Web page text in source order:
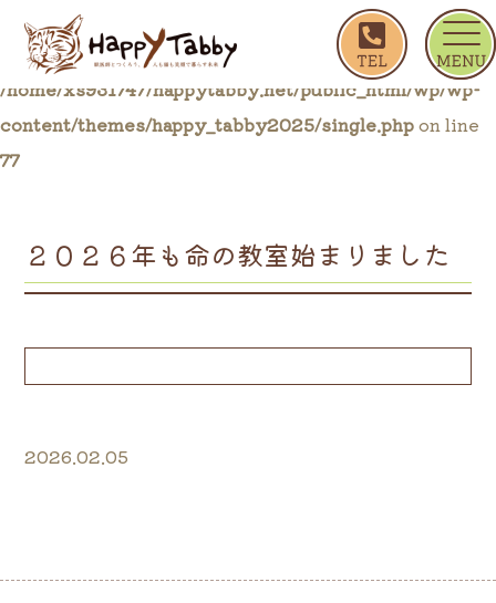
ホーム
２０２６年も命の教室始まり
Warning: Trying to access array offset on false in
/home/xs931747/happytabby.net/public_html/wp/wp-
content/themes/happy_tabby2025/single.phpon line
77
２０２６年も命の教室始まりました
2026.02.05